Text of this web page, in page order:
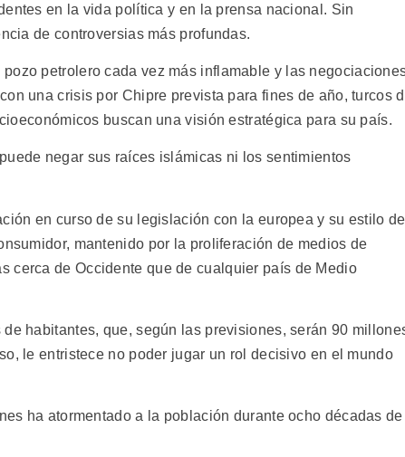
en la vida política y en la prensa nacional. Sin
de controversias más profundas.
petrolero cada vez más inflamable y las
una crisis por Chipre prevista para fines de año, turcos
buscan una visión estratégica para su país.
negar sus raíces islámicas ni los sentimientos
en curso de su legislación con la europea y su estilo de
mantenido por la proliferación de medios de
cerca de Occidente que de cualquier país de Medio
habitantes, que, según las previsiones, serán 90
le entristece no poder jugar un rol decisivo en el mundo
ha atormentado a la población durante ocho décadas de